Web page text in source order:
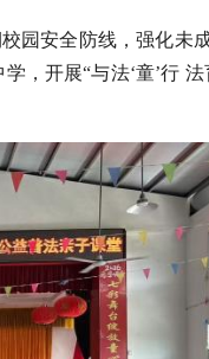
园安全防线，强化未
学 ， 开展“与法‘童’行 法